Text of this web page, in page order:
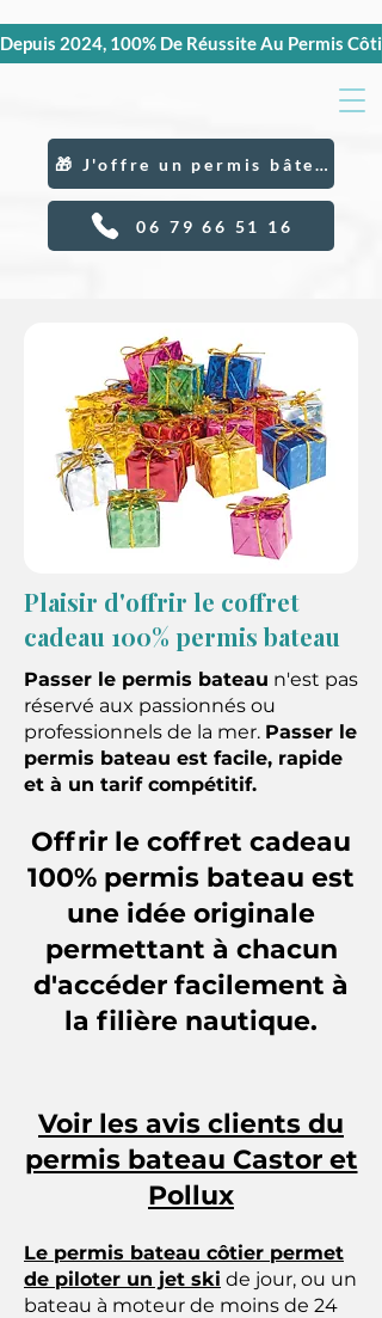
Depuis 2024, 100% De Réussite Au Permis
06 79 66 51 16
🎁 J'offre un permis bâteau
Plaisir d'offrir le coffret
cadeau 100% permis bateau
Passer le permis bateau n'est pas
réservé aux passionnés ou
professionnels de la mer. Passer le
permis bateau est facile, rapide
et à un tarif compétitif.
Offrir le coffret cadeau
100% permis bateau est
une idée originale
permettant à chacun
d'accéder facilement à
la filière nautique.
Voir les avis clients du
permis bateau Castor et
Pollux
Le permis bateau côtier permet
de piloter un jet ski de jour, ou un
bateau à moteur de moins de 24